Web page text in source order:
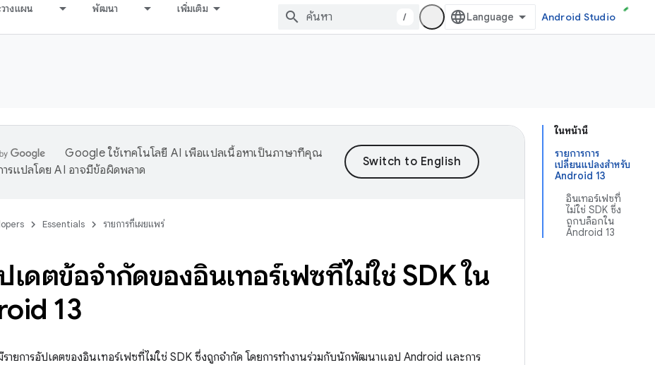
างแผน พัฒนา เพิ่มเติม
/ Android Studio
ในหน้านี้
รายการการ
เปลี่ยนแปลงสำหรับ
Android 13
อินเทอร์เฟซที่
ไม่ใช่ SDK ซึ่ง
ถูกบล็อกใน
Android 13
Google ใช้เทคโนโลยี AI เพื่อแปลเนื้อหาเป็นภาษาที่คุณ
ารแปลโดย AI อาจมีข้อผิดพลาด
Essentials รายการที่เผยแพร่
เดตข้อจำกัดของอินเทอร์เฟซที่ไม่ใช่ SDK ใน
13
ายการอัปเดตของอินเทอร์เฟซที่ไม่ใช่ SDK ซึ่งถูกจำกัด โดยการทำงานร่วมกับนักพัฒนาแอป Android และการ